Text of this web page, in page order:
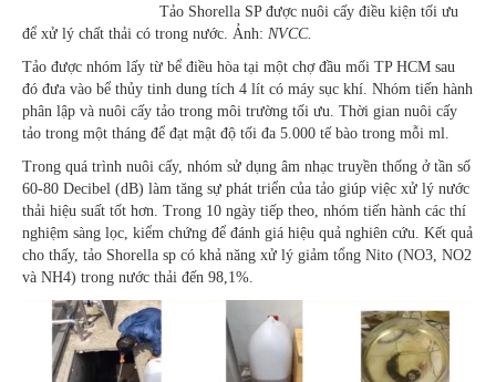
Tảo Shorella SP được nuôi cấy điều kiện tối ưu
để xử lý chất thải có trong nước. Ảnh: NVCC.
Tảo được nhóm lấy từ bể điều hòa tại một chợ đầu mối TP HCM sau
đó đưa vào bể thủy tinh dung tích 4 lít có máy sục khí. Nhóm tiến hành
phân lập và nuôi cấy tảo trong môi trường tối ưu. Thời gian nuôi cấy
tảo trong một tháng để đạt mật độ tối đa 5.000 tế bào trong mỗi ml.
Trong quá trình nuôi cấy, nhóm sử dụng âm nhạc truyền thống ở tần số
60-80 Decibel (dB) làm tăng sự phát triển của tảo giúp việc xử lý nước
thải hiệu suất tốt hơn. Trong 10 ngày tiếp theo, nhóm tiến hành các thí
nghiệm sàng lọc, kiểm chứng để đánh giá hiệu quả nghiên cứu. Kết quả
cho thấy, tảo Shorella sp có khả năng xử lý giảm tổng Nito (NO3, NO2
và NH4) trong nước thải đến 98,1%.